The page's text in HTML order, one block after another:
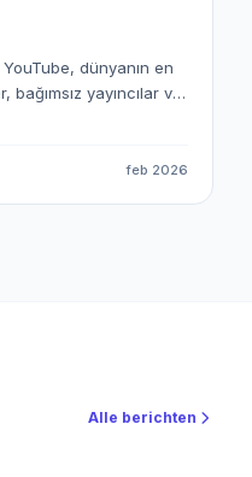
dünyanın en
yayıncılar ve
feb 2026
Alle berichten